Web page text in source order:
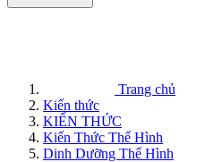
Trang chủ
Kiến thức
KIẾN THỨC
Kiến Thức Thể Hình
Dinh Dưỡng Thể Hình